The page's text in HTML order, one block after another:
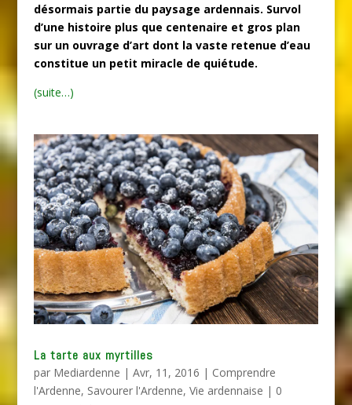
désormais partie du paysage ardennais. Survol
d’une histoire plus que centenaire et gros plan
sur un ouvrage d’art dont la vaste retenue d’eau
constitue un petit miracle de quiétude.
(suite…)
La tarte aux myrtilles
par Mediardenne | Avr, 11, 2016 | Comprendre
l'Ardenne, Savourer l'Ardenne, Vie ardennaise | 0